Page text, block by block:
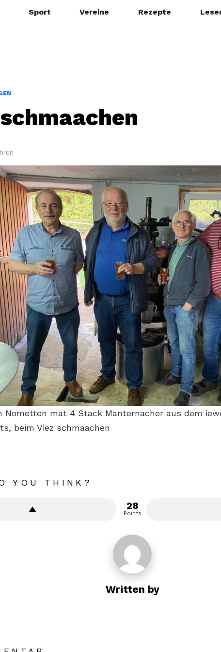
Sport Vereine Rezepte
Nometten mat 4 Stack Manternacher aus dem
beim Viez schmaachen
YOU THINK?
28
Points
Written by